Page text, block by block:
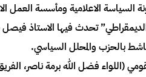
تحدث فيها الاستاذ
بالحزب والمحلل السياسي.
(اللواء فضل الله برمة ناصر،